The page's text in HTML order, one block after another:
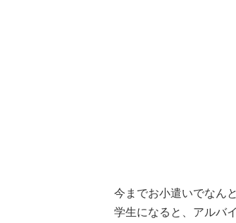
今までお小遣いでなん
学生になると、アルバ